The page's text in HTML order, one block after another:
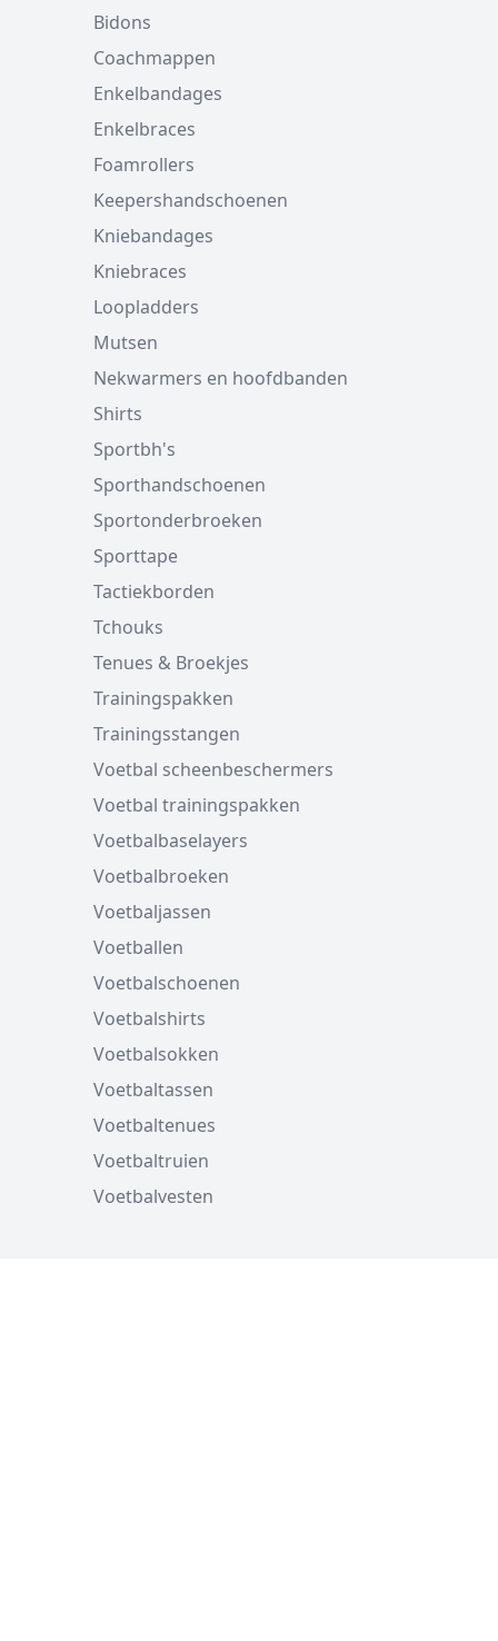
Bidons
Coachmappen
Enkelbandages
Enkelbraces
Foamrollers
Keepershandschoenen
Kniebandages
Kniebraces
Loopladders
Mutsen
Nekwarmers en hoofdbanden
Shirts
Sportbh's
Sporthandschoenen
Sportonderbroeken
Sporttape
Tactiekborden
Tchouks
Tenues & Broekjes
Trainingspakken
Trainingsstangen
Voetbal scheenbeschermers
Voetbal trainingspakken
Voetbalbaselayers
Voetbalbroeken
Voetbaljassen
Voetballen
Voetbalschoenen
Voetbalshirts
Voetbalsokken
Voetbaltassen
Voetbaltenues
Voetbaltruien
Voetbalvesten